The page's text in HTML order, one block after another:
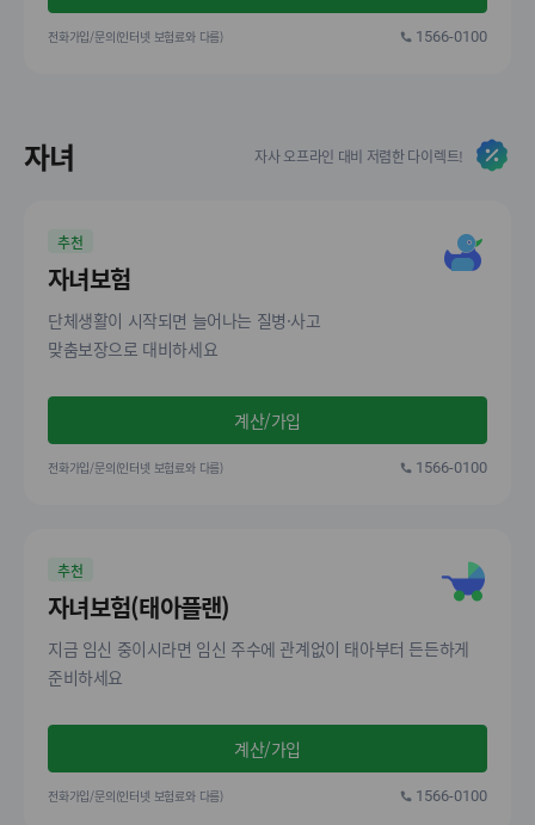
전화가입/문의(인터넷 보험료와 다름) 1566-0100
자녀 자사 오프라인 대비 저렴한 다이렉트!
추천
자녀보험
단체생활이 시작되면 늘어나는 질병·사고
맞춤보장으로 대비하세요
계산/가입
전화가입/문의(인터넷 보험료와 다름) 1566-0100
추천
자녀보험(태아플랜)
지금 임신 중이시라면 임신 주수에 관계없이 태아부터 든든하게
준비하세요
계산/가입
전화가입/문의(인터넷 보험료와 다름) 1566-0100